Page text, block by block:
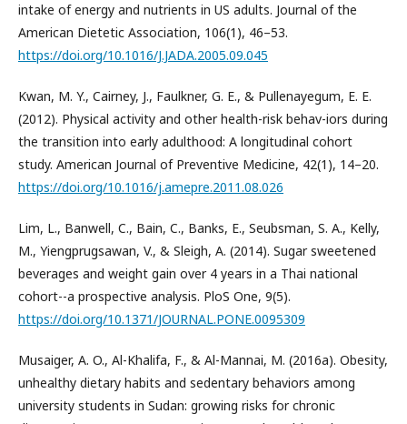
intake of energy and nutrients in US adults. Journal of the
American Dietetic Association, 106(1), 46–53.
https://doi.org/10.1016/J.JADA.2005.09.045
Kwan, M. Y., Cairney, J., Faulkner, G. E., & Pullenayegum, E. E.
(2012). Physical activity and other health-risk behav-iors during
the transition into early adulthood: A longitudinal cohort
study. American Journal of Preventive Medicine, 42(1), 14–20.
https://doi.org/10.1016/j.amepre.2011.08.026
Lim, L., Banwell, C., Bain, C., Banks, E., Seubsman, S. A., Kelly,
M., Yiengprugsawan, V., & Sleigh, A. (2014). Sugar sweetened
beverages and weight gain over 4 years in a Thai national
cohort--a prospective analysis. PloS One, 9(5).
https://doi.org/10.1371/JOURNAL.PONE.0095309
Musaiger, A. O., Al-Khalifa, F., & Al-Mannai, M. (2016a). Obesity,
unhealthy dietary habits and sedentary behaviors among
university students in Sudan: growing risks for chronic